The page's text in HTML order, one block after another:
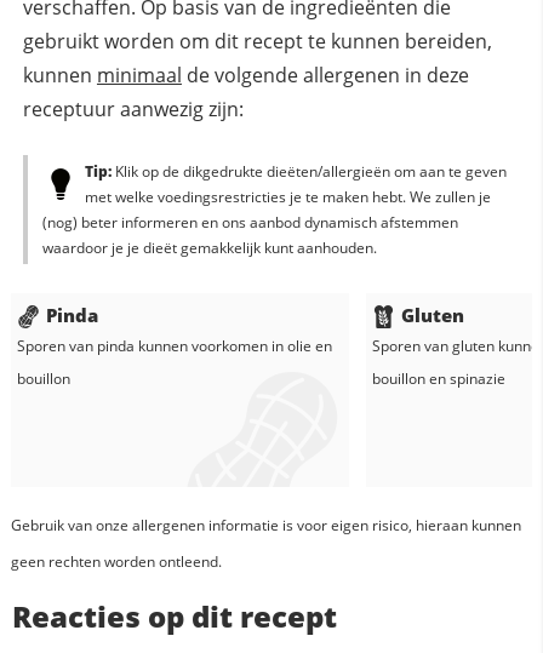
verschaffen. Op basis van de ingredieënten die
gebruikt worden om dit recept te kunnen bereiden,
kunnen minimaal de volgende allergenen in deze
receptuur aanwezig zijn:
Tip:Klik op de dikgedrukte dieëten/allergieën om aan te geven
met welke voedingsrestricties je te maken hebt. We zullen je
(nog) beter informeren en ons aanbod dynamisch afstemmen
waardoor je je dieët gemakkelijk kunt aanhouden.
Pinda
Sporen van pinda kunnen voorkomen inolie en
bouillon
Gluten
Sporen van gluten
bouillonenspinazie
Gebruik van onze allergenen informatie is voor eigen risico, hieraan kunnen
geen rechten worden ontleend.
Reacties op dit recept